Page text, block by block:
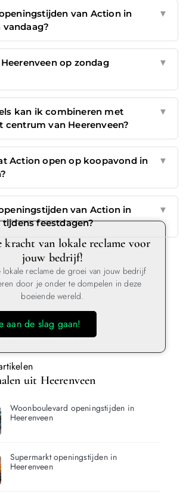
van Action in
vandaag?
▼
op zondag
▼
kan ik combineren met
centrum van Heerenveen?
▼
Action open op koopavond in
▼
van Action in
tijdens feestdagen?
▼
kracht van lokale reclame voor
jouw bedrijf!
lokale reclame de groei van jouw bedrijf
door je onder te dompelen in deze
boeiende wereld.
aan de slag gaan!
uit Heerenveen
Woonboulevard openingstijden in
Heerenveen
Supermarkt openingstijden in
Heerenveen